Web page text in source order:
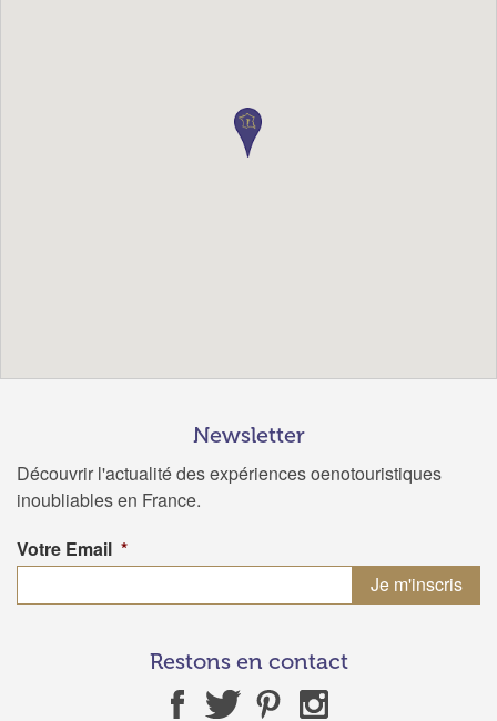
Newsletter
Découvrir l'actualité des expériences oenotouristiques
inoubliables en France.
Votre Email *
Restons en contact